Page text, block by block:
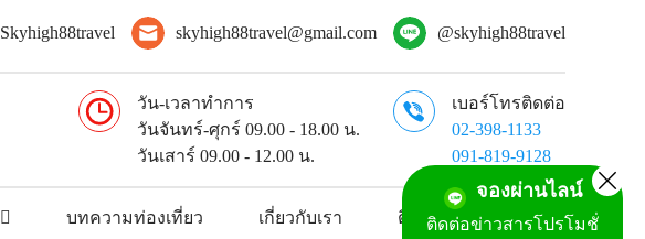
Skyhigh88travel skyhigh88travel@gmail.com @skyhigh88travel
วัน-เวลาทำการ
วันจันทร์-ศุกร์ 09.00 - 18.00 น.
วันเสาร์ 09.00 - 12.00 น.
เบอร์โทรติดต่อ
02-398-1133
091-819-9128
บทความท่องเที่ยว เกี่ยวกับเรา ติดต่อเรา
จองผ่านไลน์
ติดต่อข่าวสารโปรโมชั่